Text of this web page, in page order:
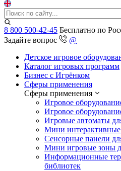
8 800 500-42-45 Бесплатно по
Задайте вопрос
@
Детское игровое
Каталог игровых программ
Бизнес с Игрёнком
Сферы применения
Сферы применения
Игровое
Игровое
Игровые автоматы
Мини
Сенсорные панели
Мини игровые зоны
Информационные
библиотек